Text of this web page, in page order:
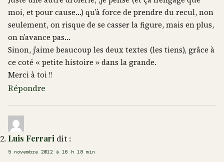
moi, et pour cause…) qu’à force de prendre du recul, non
seulement, on risque de se casser la figure, mais en plus,
on n’avance pas…
Sinon, j’aime beaucoup les deux textes (les tiens), grâce à
ce coté « petite histoire » dans la grande.
Merci à toi !!
Répondre
Luis Ferrari dit :
5 novembre 2012 à 16 h 18 min